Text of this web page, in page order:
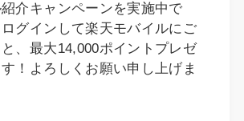
介キャンペーンを実施中で
グインして楽天モバイルにご
、最大14,000ポイントプレゼ
！よろしくお願い申し上げま